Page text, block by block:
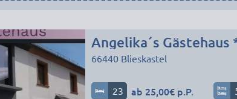
Angelika´s Gästehaus
66440 Blieskastel
23 ab 25,00€ p.P.